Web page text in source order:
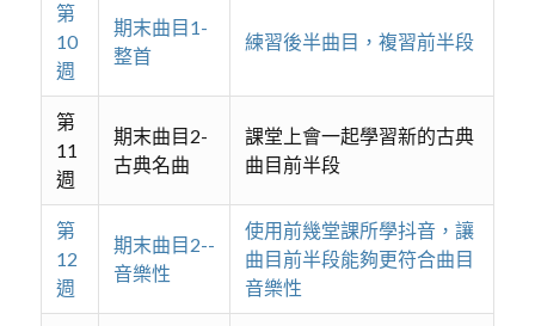
第
10
週
期末曲目1-
整首
練習後半曲目，複習前半段
第
11
週
期末曲目2-
古典名曲
課堂上會一起學習新的古典
曲目前半段
第
12
週
期末曲目2--
音樂性
使用前幾堂課所學抖音，讓
曲目前半段能夠更符合曲目
音樂性